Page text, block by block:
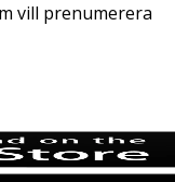
vill prenumerera